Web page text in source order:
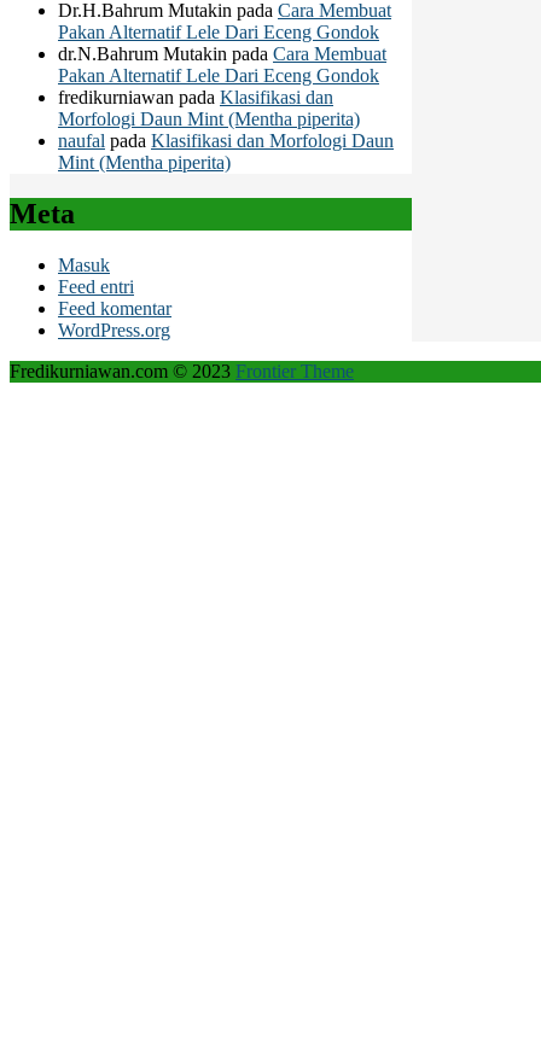
Dr.H.Bahrum Mutakin pada Cara Membuat
Pakan Alternatif Lele Dari Eceng Gondok
dr.N.Bahrum Mutakin pada Cara Membuat
Pakan Alternatif Lele Dari Eceng Gondok
fredikurniawan pada Klasifikasi dan
Morfologi Daun Mint (Mentha piperita)
naufal pada Klasifikasi dan Morfologi Daun
Mint (Mentha piperita)
Meta
Masuk
Feed entri
Feed komentar
WordPress.org
Fredikurniawan.com © 2023 Frontier Theme